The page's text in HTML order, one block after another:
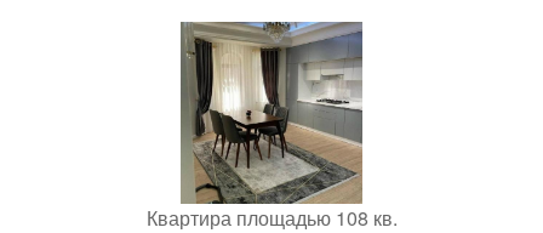
Квартира площадью 108 кв.